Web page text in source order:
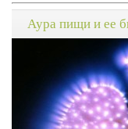
Аура пищи и ее